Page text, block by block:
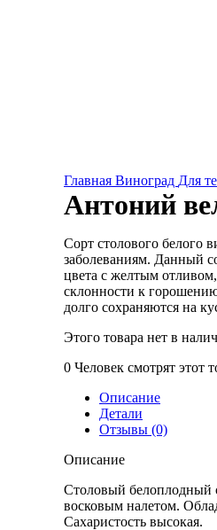
Главная Виноград Для
Антоний
Сорт столового белого
заболеваниям. Данный
цвета с желтым
склонности к
долго сохраняются на
Этого товара нет в
0 Человек смотрят этот
Описание
Детали
Отзывы (0)
Описание
Столовый белоплодный
восковым налетом.
Сахаристость высокая.